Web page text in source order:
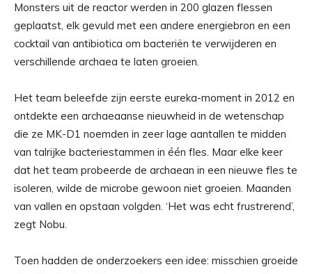
Monsters uit de reactor werden in 200 glazen flessen
geplaatst, elk gevuld met een andere energiebron en een
cocktail van antibiotica om bacteriën te verwijderen en
verschillende archaea te laten groeien.
Het team beleefde zijn eerste eureka-moment in 2012 en
ontdekte een archaeaanse nieuwheid in de wetenschap
die ze MK-D1 noemden in zeer lage aantallen te midden
van talrijke bacteriestammen in één fles. Maar elke keer
dat het team probeerde de archaean in een nieuwe fles te
isoleren, wilde de microbe gewoon niet groeien. Maanden
van vallen en opstaan ​​volgden. ‘Het was echt frustrerend’,
zegt Nobu.
Toen hadden de onderzoekers een idee: misschien groeide